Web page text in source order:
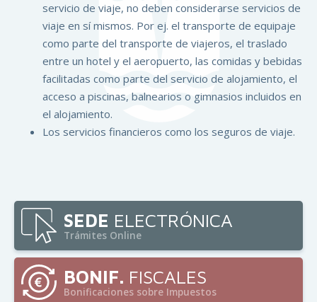
servicio de viaje, no deben considerarse servicios de
viaje en sí mismos. Por ej. el transporte de equipaje
como parte del transporte de viajeros, el traslado
entre un hotel y el aeropuerto, las comidas y bebidas
facilitadas como parte del servicio de alojamiento, el
acceso a piscinas, balnearios o gimnasios incluidos en
el alojamiento.
Los servicios financieros como los seguros de viaje.
SEDE ELECTRÓNICA
Trámites Online
BONIF. FISCALES
Bonificaciones sobre Impuestos